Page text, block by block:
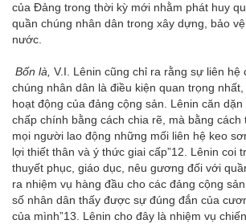
của Đảng trong thời kỳ mới nhằm phát huy
quần chúng nhân dân trong xây dựng, bảo
nước.
Bốn là, V.I. Lênin cũng chỉ ra rằng sự liên hệ
chúng nhân dân là điều kiện quan trọng
hoạt động của đảng cộng sản. Lênin căn dặn
chấp chính bằng cách chia rẽ, mà bằng cách
mọi người lao động những mối liên hệ keo
lợi thiết thân và ý thức giai cấp”12. Lênin coi
thuyết phục, giáo dục, nêu gương đối với
ra nhiệm vụ hàng đầu cho các đảng cộng
số nhân dân thấy được sự đúng đắn của
của mình”13. Lênin cho đây là nhiệm vụ